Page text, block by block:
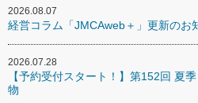
2026.08.07
経営コラム「JMCAweb＋」更新のお
2026.07.28
【予約受付スタート！】第152回 夏
物